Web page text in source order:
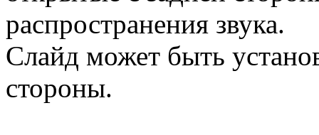
распространения звука.
Слайд может быть
стороны.